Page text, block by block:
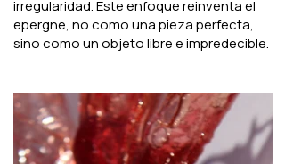
irregularidad. Este enfoque reinventa el
epergne, no como una pieza perfecta,
sino como un objeto libre e impredecible.